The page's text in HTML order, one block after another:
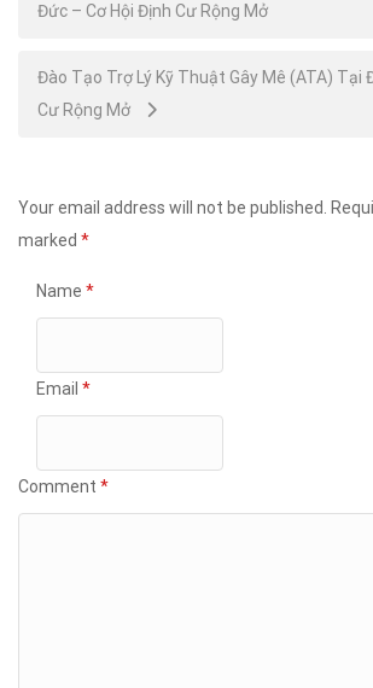
navigation
Đức – Cơ Hội Định Cư Rộng Mở
Đào Tạo Trợ Lý Kỹ Thuật Gây Mê (ATA) Tại
Cư Rộng Mở
Your email address will not be published.
marked *
Name *
Email *
Comment *